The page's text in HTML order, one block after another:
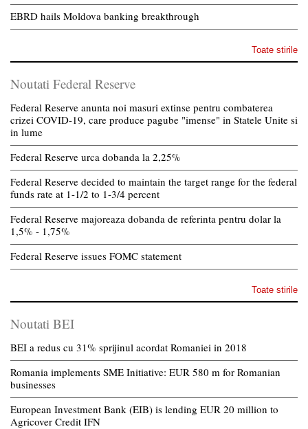
EBRD hails Moldova banking breakthrough
Toate stirile
Noutati Federal Reserve
Federal Reserve anunta noi masuri extinse pentru combaterea
crizei COVID-19, care produce pagube "imense" in Statele Unite si
in lume
Federal Reserve urca dobanda la 2,25%
Federal Reserve decided to maintain the target range for the federal
funds rate at 1-1/2 to 1-3/4 percent
Federal Reserve majoreaza dobanda de referinta pentru dolar la
1,5% - 1,75%
Federal Reserve issues FOMC statement
Toate stirile
Noutati BEI
BEI a redus cu 31% sprijinul acordat Romaniei in 2018
Romania implements SME Initiative: EUR 580 m for Romanian
businesses
European Investment Bank (EIB) is lending EUR 20 million to
Agricover Credit IFN